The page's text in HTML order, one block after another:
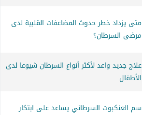
متى يزداد خطر حدوث المضاعفات القلبية لدى
مرضى السرطان؟
علاج جديد واعد لأكثر أنواع السرطان شيوعا لدى
الأطفال
سم العنكبوت السرطاني يساعد على ابتكار